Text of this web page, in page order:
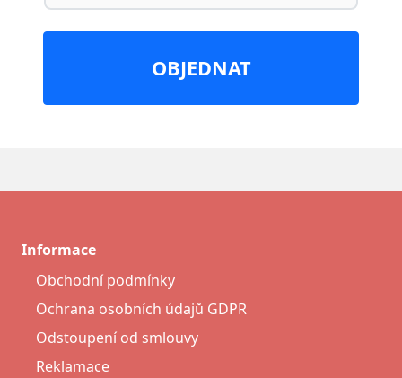
OBJEDNAT
Informace
Obchodní podmínky
Ochrana osobních údajů GDPR
Odstoupení od smlouvy
Reklamace